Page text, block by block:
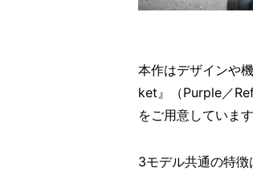
本作はデザインや
ket』（Purple／
をご用意しています
3モデル共通の特